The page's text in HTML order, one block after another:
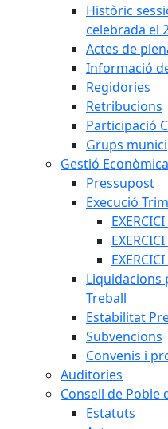
Històric
celebrada el
Actes de
Informació
Regidories
Retribucions
Participació
Grups
Gestió Econòmica
Pressupost
Execució
Liquidacions
Treball
Estabilitat
Subvencions
Convenis i
Auditories
Consell de Poble
Estatuts